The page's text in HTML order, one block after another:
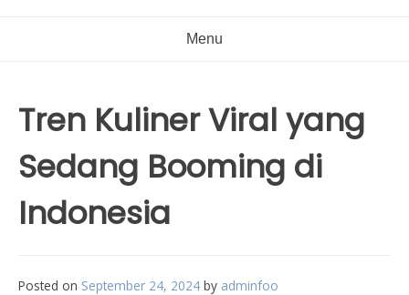
Menu
Tren Kuliner Viral yang
Sedang Booming di
Indonesia
Posted on September 24, 2024 by adminfoo